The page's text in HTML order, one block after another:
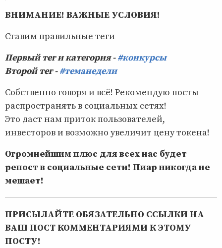
ВНИМАНИЕ! ВАЖНЫЕ УСЛОВИЯ!
Ставим правильные теги
Первый тег и категория -#конкурсы
Второй тег -#теманедели
Собственно говоря и всё! Рекомендую посты
распространять в социальных сетях!
Это даст нам приток пользователей,
инвесторов и возможно увеличит цену токена!
Огромнейшим плюс для всех нас будет
репост в социальные сети! Пиар никогда не
мешает!
ПРИСЫЛАЙТЕ ОБЯЗАТЕЛЬНО ССЫЛКИ НА
ВАШ ПОСТ КОММЕНТАРИЯМИ К ЭТОМУ
ПОСТУ!